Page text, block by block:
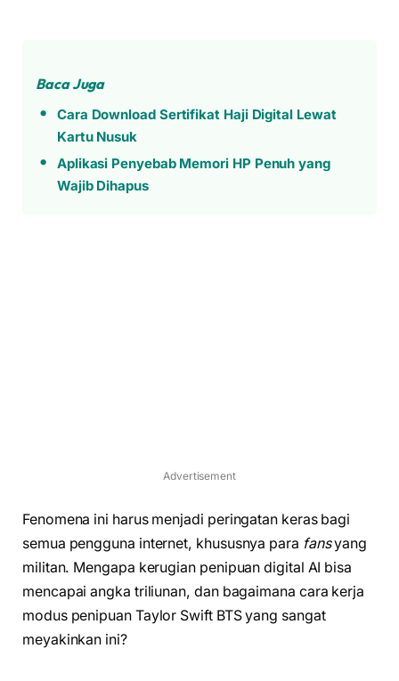
Baca Juga
Cara Download Sertifikat Haji Digital Lewat
Kartu Nusuk
Aplikasi Penyebab Memori HP Penuh yang
Wajib Dihapus
Advertisement
Fenomena ini harus menjadi peringatan keras bagi
semua pengguna internet, khususnya para fansyang
militan. Mengapa kerugian penipuan digital AI bisa
mencapai angka triliunan, dan bagaimana cara kerja
modus penipuan Taylor Swift BTS yang sangat
meyakinkan ini?